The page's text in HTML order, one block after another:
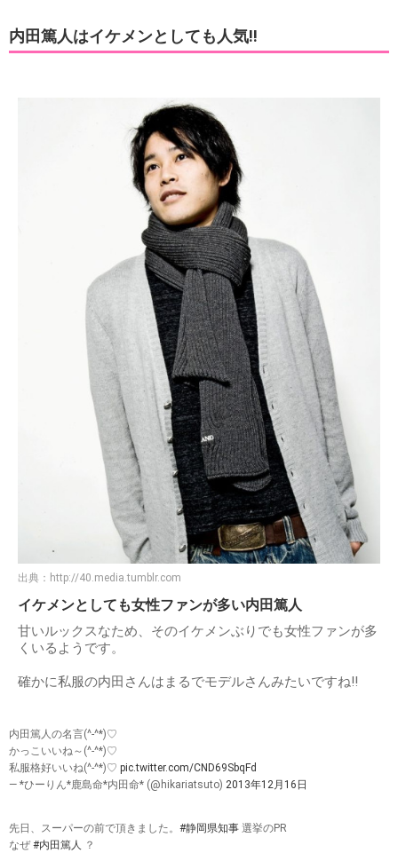
内田篤人はイケメンとしても人気!!
出典： http://40.media.tumblr.com
イケメンとしても女性ファンが多い内田篤人
甘いルックスなため、そのイケメンぶりでも女性ファンが多
くいるようです。
確かに私服の内田さんはまるでモデルさんみたいですね!!
内田篤人の名言(^-^*)♡
かっこいいね～(^-^*)♡
私服格好いいね(^-^*)♡ pic.twitter.com/CND69SbqFd
— *ひーりん*鹿島命*内田命* (@hikariatsuto) 2013年12月16日
先日、スーパーの前で頂きました。 #静岡県知事 選挙のPR
なぜ#内田篤人 ？